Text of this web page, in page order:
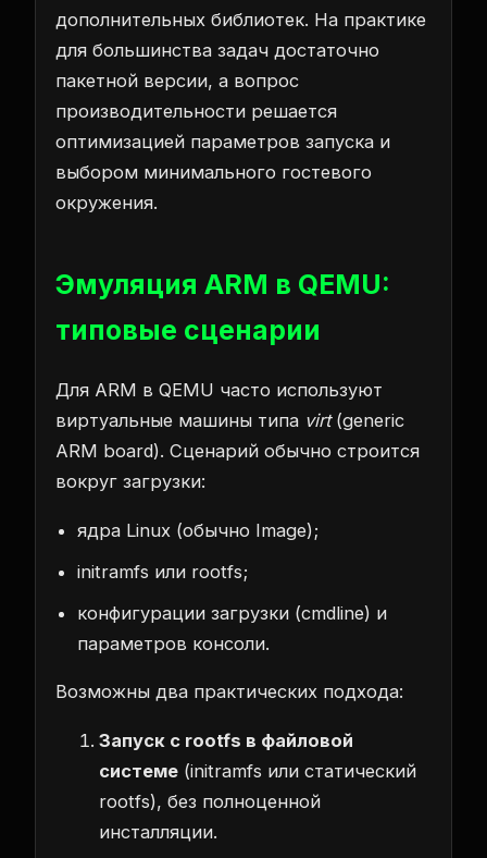
дополнительных библиотек. На практике
для большинства задач достаточно
пакетной версии, а вопрос
производительности решается
оптимизацией параметров запуска и
выбором минимального гостевого
окружения.
Эмуляция ARM в QEMU:
типовые сценарии
Для ARM в QEMU часто используют
виртуальные машины типа virt(generic
ARM board). Сценарий обычно строится
вокруг загрузки:
ядра Linux (обычно Image);
initramfs или rootfs;
конфигурации загрузки (cmdline) и
параметров консоли.
Возможны два практических подхода:
Запуск с rootfs в файловой
системе (initramfs или статический
rootfs), без полноценной
инсталляции.